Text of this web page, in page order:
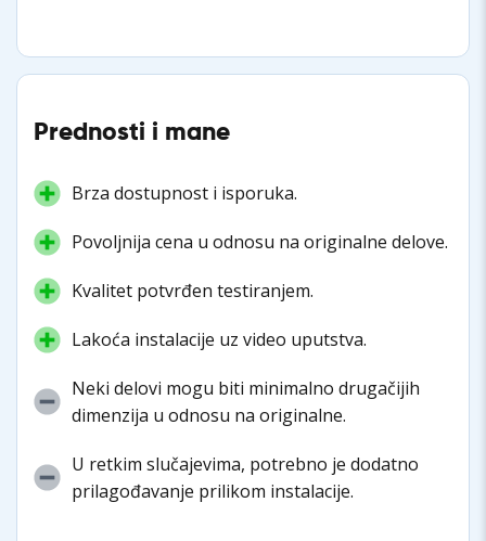
Prednosti i mane
Brza dostupnost i isporuka.
Povoljnija cena u odnosu na originalne delove.
Kvalitet potvrđen testiranjem.
Lakoća instalacije uz video uputstva.
Neki delovi mogu biti minimalno drugačijih
dimenzija u odnosu na originalne.
U retkim slučajevima, potrebno je dodatno
prilagođavanje prilikom instalacije.